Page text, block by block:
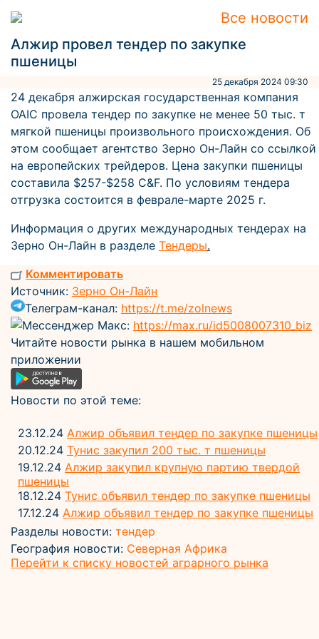
Все новости
Алжир провел тендер по закупке
пшеницы
25 декабря 2024 09:30
24 декабря алжирская государственная компания
OAIC провела тендер по закупке не менее 50 тыс. т
мягкой пшеницы произвольного происхождения. Об
этом сообщает агентство Зерно Он-Лайн со ссылкой
на европейских трейдеров. Цена закупки пшеницы
составила $257-$258 C&F. По условиям тендера
отгрузка состоится в феврале-марте 2025 г.
Информация о других международных тендерах на
Зерно Он-Лайн в разделе Тендеры.
Комментировать
Источник: Зерно Он-Лайн
Телеграм-канал: https://t.me/zolnews
Мессенджер Макс: https://max.ru/id5008007310_biz
Читайте новости рынка в нашем мобильном
приложении
Новости по этой теме:
23.12.24 Алжир объявил тендер по закупке пшеницы
20.12.24 Тунис закупил 200 тыс. т пшеницы
19.12.24 Алжир закупил крупную партию твердой
пшеницы
18.12.24 Тунис объявил тендер по закупке пшеницы
17.12.24 Алжир объявил тендер по закупке пшеницы
Разделы новости: тендер
География новости: Северная Африка
Перейти к списку новостей аграрного рынка